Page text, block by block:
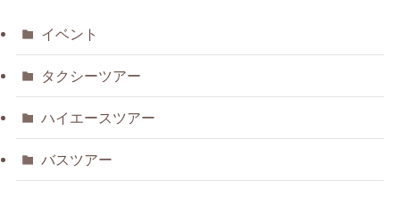
イベント
タクシーツアー
ハイエースツアー
バスツアー